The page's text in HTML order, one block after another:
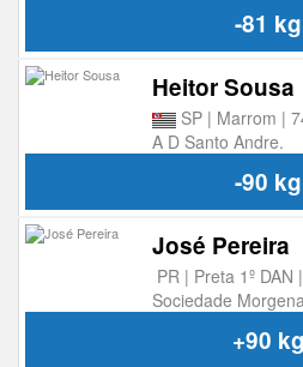
-81 kg
Heitor Sousa
SP | Marrom |
A D Santo Andre.
-90 kg
José Pereira
PR | Preta 1º DAN
Sociedade
+90 kg